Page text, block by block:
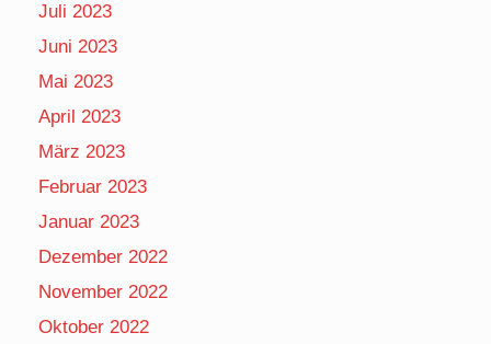
Juli 2023
Juni 2023
Mai 2023
April 2023
März 2023
Februar 2023
Januar 2023
Dezember 2022
November 2022
Oktober 2022